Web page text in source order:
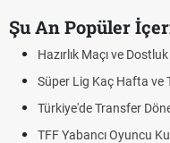
Şu An Popüler
Hazırlık Maçı ve
Süper Lig Kaç Hafta ve
Türkiye'de Transfer
TFF Yabancı Oyuncu